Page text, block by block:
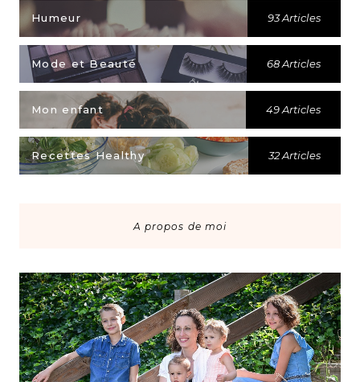
Humeur 93 Articles
Mode et Beauté 68 Articles
Mon enfant 49 Articles
Recettes Healthy 32 Articles
A propos de moi